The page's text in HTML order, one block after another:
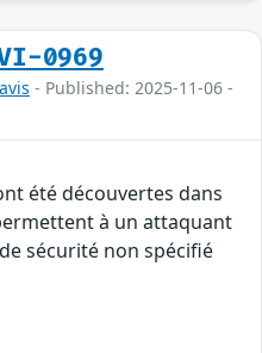
0969
- Published: 2025-11-06 -
été découvertes dans
à un attaquant
sécurité non spécifié